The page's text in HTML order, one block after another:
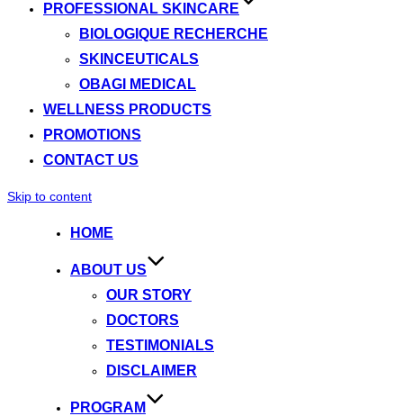
PROFESSIONAL SKINCARE
BIOLOGIQUE RECHERCHE
SKINCEUTICALS
OBAGI MEDICAL
WELLNESS PRODUCTS
PROMOTIONS
CONTACT US
Skip to content
HOME
ABOUT US
OUR STORY
DOCTORS
TESTIMONIALS
DISCLAIMER
PROGRAM